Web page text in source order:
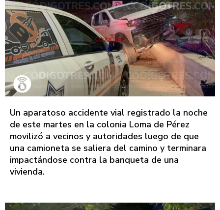
Un aparatoso accidente vial registrado la noche
de este martes en la colonia Loma de Pérez
movilizó a vecinos y autoridades luego de que
una camioneta se saliera del camino y terminara
impactándose contra la banqueta de una
vivienda.